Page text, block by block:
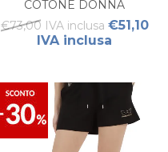
COTONE DONNA
€73,00 IVA inclusa €51,10
IVA inclusa